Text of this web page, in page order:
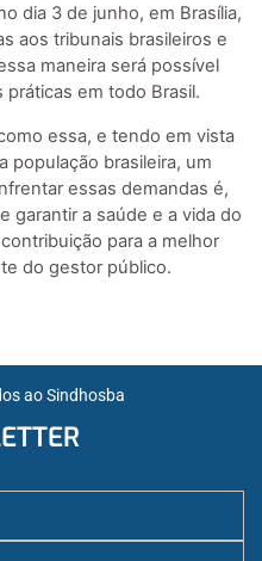
dia 3 de junho, em Brasília,
aos tribunais brasileiros e
maneira será possível
em todo Brasil.
essa, e tendo em vista
população brasileira, um
essas demandas é,
garantir a saúde e a vida do
para a melhor
do gestor público.
ao Sindhosba